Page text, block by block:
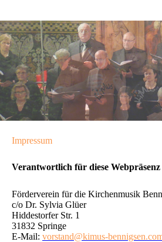
Impressum
Verantwortlich für diese Webpräsenz
Förderverein für die Kirchenmusik
c/o Dr. Sylvia Glüer
Hiddestorfer Str. 1
31832 Springe
E-Mail: vorstand@kimus-